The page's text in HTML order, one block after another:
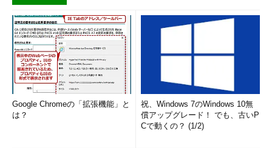
Google Chromeの「拡張機能」と
は？
祝、Windows 7のWindows 10無
償アップグレード！ でも、古いP
Cで動くの？ (1/2)